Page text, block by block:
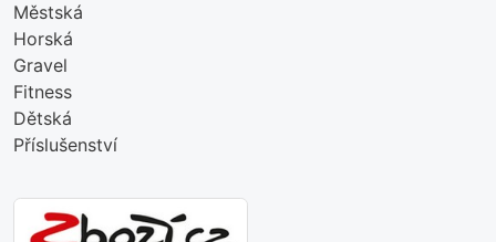
Městská
Horská
Gravel
Fitness
Dětská
Příslušenství